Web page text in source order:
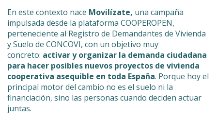
En este contexto nace Movilízate, una campaña
impulsada desde la plataforma COOPEROPEN,
perteneciente al Registro de Demandantes de Vivienda
y Suelo de CONCOVI, con un objetivo muy
concreto: activar y organizar la demanda ciudadana
para hacer posibles nuevos proyectos de vivienda
cooperativa asequible en toda España. Porque hoy el
principal motor del cambio no es el suelo ni la
financiación, sino las personas cuando deciden actuar
juntas.